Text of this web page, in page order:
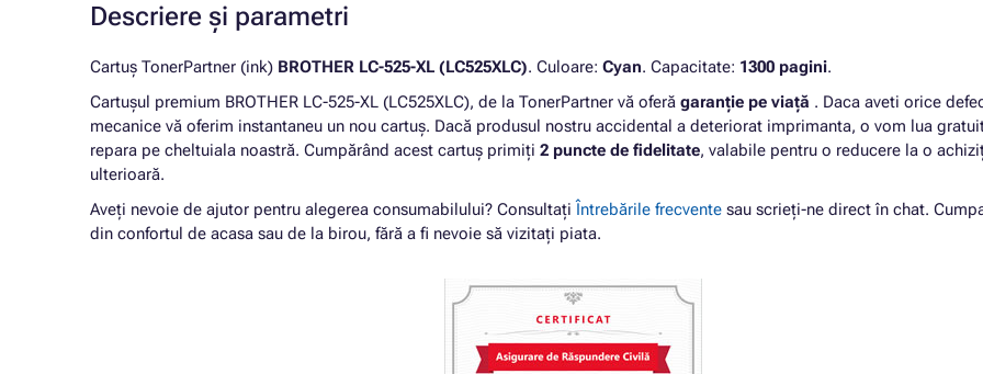
Descriere și parametri
Cartuș TonerPartner (ink) BROTHER LC-525-XL (LC525XLC). Culoare: Cyan. Capacitate: 1300 pagini.
Cartușul premium BROTHER LC-525-XL (LC525XLC), de la TonerPartner vă oferă garanție pe viață . Daca aveti orice
mecanice vă oferim instantaneu un nou cartuș. Dacă produsul nostru accidental a deteriorat imprimanta, o vom lua
repara pe cheltuiala noastră. Cumpărând acest cartuș primiți 2 puncte de fidelitate, valabile pentru o reducere la o
ulterioară.
Aveți nevoie de ajutor pentru alegerea consumabilului? Consultați Întrebările frecvente sau scrieți-ne direct în chat.
din confortul de acasa sau de la birou, fără a fi nevoie să vizitați piata.